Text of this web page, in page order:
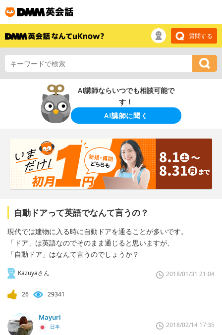
質問する
AI講師ならいつでも相談可能で
す！
AI講師に聞く
自動ドアって英語でなんて言うの？
現代では建物に入る時に自動ドアを通ることが多いです。
「ドア」は英語なのでそのまま通じると思いますが、
「自動ドア」はなんて言うのでしょうか？
Kazuyaさん 2018/01/31 21:04
26 29341
Mayuri
日本 2018/02/14 17:35